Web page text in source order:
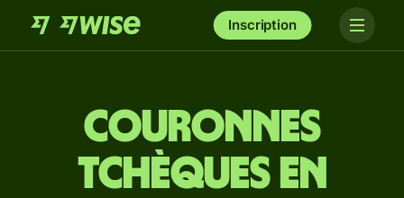
Inscription
Couronnes
tchèques en